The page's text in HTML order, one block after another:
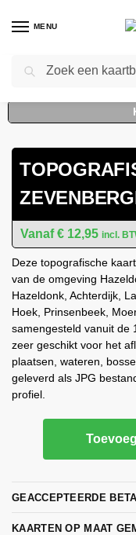
MENU
Home - Kaarten -
€ 12,95 incl.
Deze topografische
van de omgeving
Hazeldonk, Achterdijk,
Hoek, Prinsenbeek,
samengesteld vanuit de
zeer geschikt voor het
plaatsen, wateren,
geleverd als JPG
profiel.
GEACCEPTEERDE
KAARTEN OP MAAT